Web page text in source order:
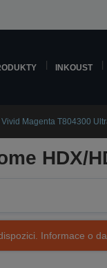
INKOUST
Magenta T804300
HDX/
Informace o